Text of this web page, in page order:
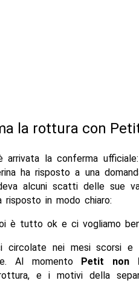
la rottura con
arrivata la conferma
ha risposto a una
alcuni scatti delle sue
risposto in modo chiaro:
è tutto ok e ci vogliamo
circolate nei mesi scorsi e
Al momento Petit non
e i motivi della